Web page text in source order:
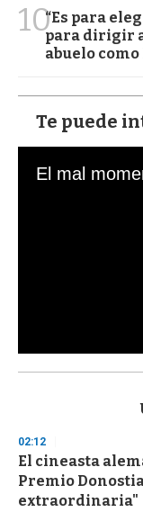
10“Es para
para dirigir
abuelo como
Te puede
s
d
s
o
f
3
02:12
El cineasta
Premio
extraordinaria"